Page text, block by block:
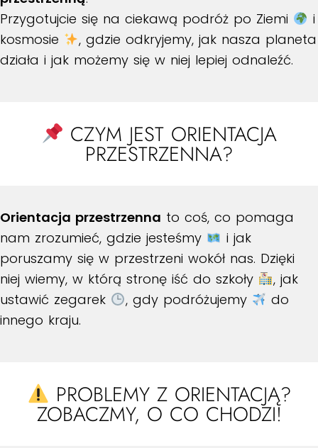
Przygotujcie się na ciekawą podróż po Ziemi
i
kosmosie
, gdzie odkryjemy, jak nasza planeta
działa i jak możemy się w niej lepiej odnaleźć.
CZYM JEST ORIENTACJA
PRZESTRZENNA?
Orientacja przestrzenna to coś, co pomaga
nam zrozumieć, gdzie jesteśmy
i jak
poruszamy się w przestrzeni wokół nas. Dzięki
niej wiemy, w którą stronę iść do szkoły
, jak
ustawić zegarek
, gdy podróżujemy
do
innego kraju.
PROBLEMY Z ORIENTACJĄ?
ZOBACZMY, O CO CHODZI!